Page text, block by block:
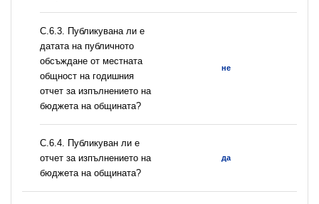
С.6.3. Публикувана ли е
датата на публичното
обсъждане от местната
общност на годишния
отчет за изпълнението на
бюджета на общината?
не
С.6.4. Публикуван ли е
отчет за изпълнението на
бюджета на общината?
да